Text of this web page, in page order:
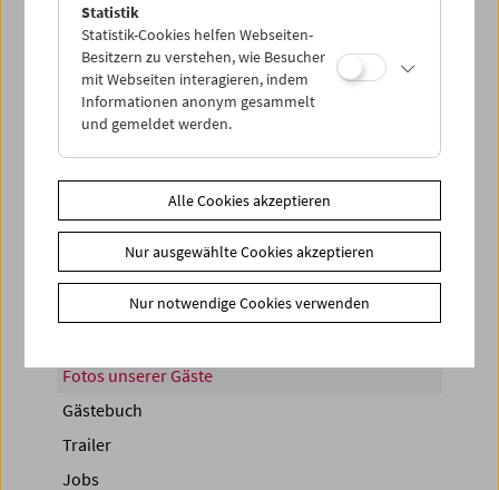
< zurück zur Übersicht
Fotos unserer Gäste
Gästebuch
Trailer
Jobs
Statistik
Statistik-Cookies helfen Webseiten-
Besitzern zu verstehen, wie Besucher
mit Webseiten interagieren, indem
Informationen anonym gesammelt
und gemeldet werden.
Alle Cookies akzeptieren
Nur ausgewählte Cookies akzeptieren
Nur notwendige Cookies verwenden